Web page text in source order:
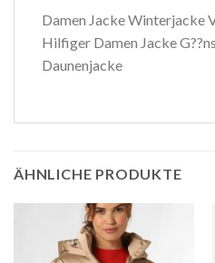
Damen Jacke Winterjacke
Hilfiger Damen Jacke
Daunenjacke
ÄHNLICHE PRODUKTE